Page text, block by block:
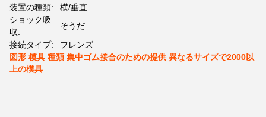
装置の種類:
横/垂直
ショック吸
収:
そうだ
接続タイプ:
フレンズ
図形 模具 種類 集中ゴム接合のための提供 異なるサイズで2000以
上の模具